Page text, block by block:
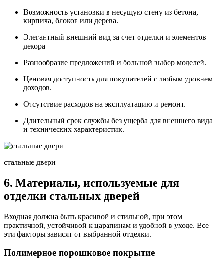
Возможность установки в несущую стену из бетона,
кирпича, блоков или дерева.
Элегантный внешний вид за счет отделки и элементов
декора.
Разнообразие предложений и большой выбор моделей.
Ценовая доступность для покупателей с любым уровнем
доходов.
Отсутствие расходов на эксплуатацию и ремонт.
Длительный срок службы без ущерба для внешнего вида
и технических характеристик.
стальные двери
6. Материалы, используемые для
отделки стальных дверей
Входная должна быть красивой и стильной, при этом
практичной, устойчивой к царапинам и удобной в уходе. Все
эти факторы зависят от выбранной отделки.
Полимерное порошковое покрытие